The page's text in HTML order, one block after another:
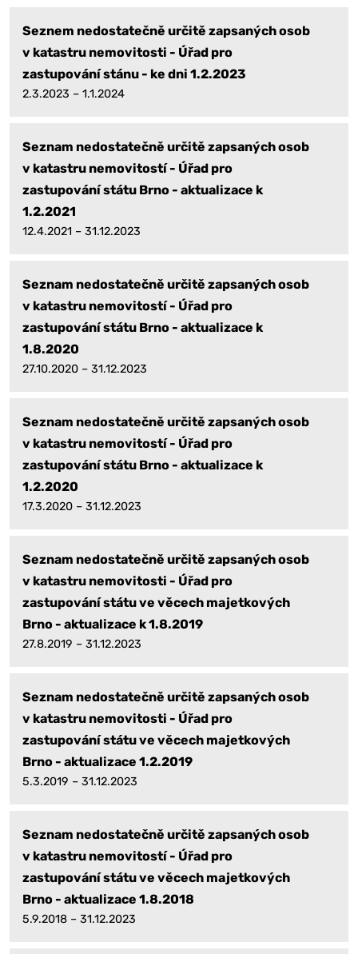
Seznem nedostatečně určitě zapsaných osob
v katastru nemovitosti - Úřad pro
zastupování stánu - ke dni 1.2.2023
2.3.2023 – 1.1.2024
Seznam nedostatečně určitě zapsaných osob
v katastru nemovitostí - Úřad pro
zastupování státu Brno - aktualizace k
1.2.2021
12.4.2021 – 31.12.2023
Seznam nedostatečně určitě zapsaných osob
v katastru nemovitostí - Úřad pro
zastupování státu Brno - aktualizace k
1.8.2020
27.10.2020 – 31.12.2023
Seznam nedostatečně určitě zapsaných osob
v katastru nemovitostí - Úřad pro
zastupování státu Brno - aktualizace k
1.2.2020
17.3.2020 – 31.12.2023
Seznam nedostatečně určitě zapsaných osob
v katastru nemovitosti - Úřad pro
zastupování státu ve věcech majetkových
Brno - aktualizace k 1.8.2019
27.8.2019 – 31.12.2023
Seznam nedostatečně určitě zapsaných osob
v katastru nemovitosti - Úřad pro
zastupování státu ve věcech majetkových
Brno - aktualizace 1.2.2019
5.3.2019 – 31.12.2023
Seznam nedostatečně určitě zapsaných osob
v katastru nemovitostí - Úřad pro
zastupování státu ve věcech majetkových
Brno - aktualizace 1.8.2018
5.9.2018 – 31.12.2023